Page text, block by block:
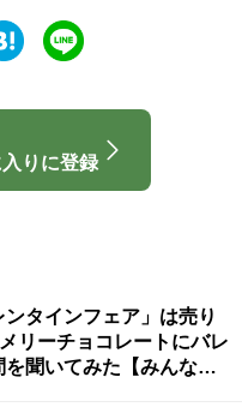
りに登録
ンタインフェア」は売り
リーチョコレートにバレ
を聞いてみた【みんなの